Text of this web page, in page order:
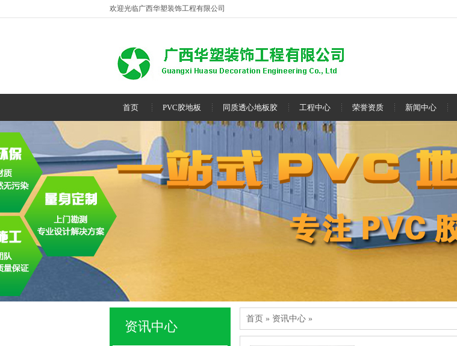
欢迎光临广西华塑装饰工程有限公司
首页 PVC胶地板 同质透心地板胶 工程中心 荣誉资质 新闻中心
资讯中心
首页 » 资讯中心 »